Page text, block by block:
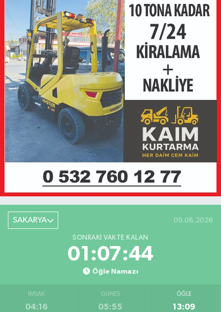
SAKARYA 09.08.2026
SONRAKI VAKTE KALAN
01:07:44
Öğle Namazı
İMSAK
04:16
GÜNEŞ
05:55
ÖĞLE
13:09